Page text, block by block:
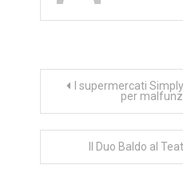
Navigazione
articoli
I supermercati
per
Il Duo Baldo al